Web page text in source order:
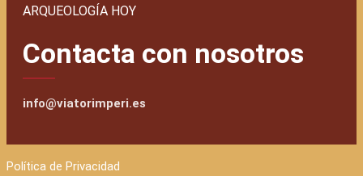
ARQUEOLOGÍA HOY
Contacta con nosotros
info@viatorimperi.es
Política de Privacidad